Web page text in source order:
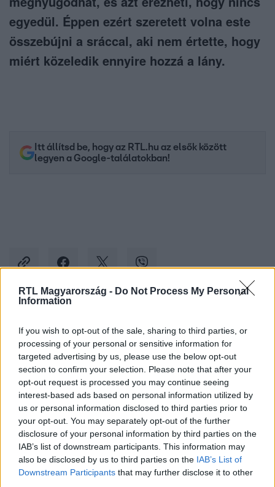
RTL Magyarország - Do Not Process My Personal
Information
If you wish to opt-out of the sale, sharing to third parties, or
processing of your personal or sensitive information for
targeted advertising by us, please use the below opt-out
section to confirm your selection. Please note that after your
opt-out request is processed you may continue seeing
interest-based ads based on personal information utilized by
us or personal information disclosed to third parties prior to
your opt-out. You may separately opt-out of the further
disclosure of your personal information by third parties on the
IAB’s list of downstream participants. This information may
also be disclosed by us to third parties on the IAB’s List of
Downstream Participants that may further disclose it to other
egyedül. Éppen ezért szeretett volna este
összebújni a sráccal, aki nem értette, hogy
miért közeledik ennyire hozzá a lány.
Itt állítsd be, hogy az RTL.hu az elsők között
legyen a Google-találatokban!
Facebookon is!
Követem
#ÉDEN HOTEL #RTL+ #ADÁSRÉSZLETEK #RTL
#VIDEÓ # SZANI # JANI #PÁRVÁLASZTÁS